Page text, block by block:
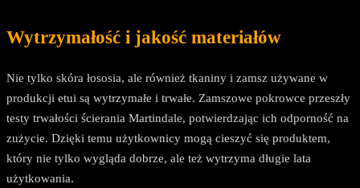
Wytrzymałość i jakość materiałów
Nie tylko skóra łososia, ale również tkaniny i zamsz używane w
produkcji etui są wytrzymałe i trwałe. Zamszowe pokrowce przeszły
testy trwałości ścierania Martindale, potwierdzając ich odporność na
zużycie. Dzięki temu użytkownicy mogą cieszyć się produktem,
który nie tylko wygląda dobrze, ale też wytrzyma długie lata
użytkowania.